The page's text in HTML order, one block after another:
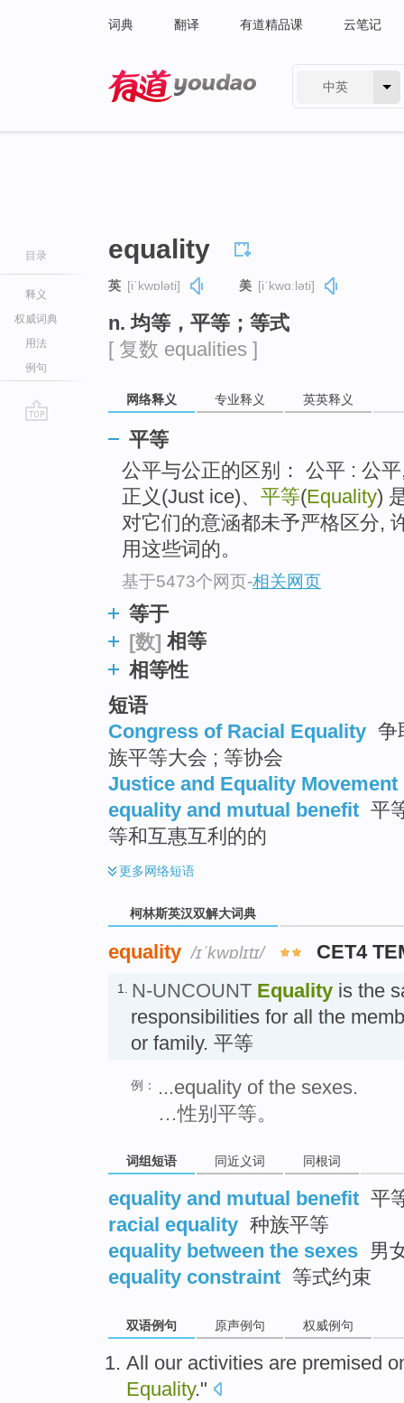
词典 翻译 有道精品课 云笔记
中英
目录
释义
权威词典
用法
例句
equality
英 [iˈkwɒləti] 美 [iˈkwɑːləti]
n. 均等，平等；等式
[ 复数 equalities ]
网络释义 专业释义 英英释义
平等
公平与公正的区别： 公平 : 公
正义(Just ice)、 平等(Equality)
对它们的意涵都未予严格区分,
用这些词的。
基于5473个网页-相关网页
等于
[数] 相等
相等性
短语
Congress of Racial Equality 争
族平等大会 ; 等协会
Justice and Equality Movement
equality and mutual benefit 平
等和互惠互利的的
更多网络短语
柯林斯英汉双解大词典
equality /ɪˈkwɒlɪtɪ/ CET4
1. N-UNCOUNT Equality is the
responsibilities for all the
or family. 平等
例：
...equality of the sexes.
…性别平等。
词组短语 同近义词 同根词
equality and mutual benefit 平
racial equality 种族平等
equality between the sexes 男
equality constraint 等式约束
双语例句 原声例句 权威例句
All our activities are premised
Equality."